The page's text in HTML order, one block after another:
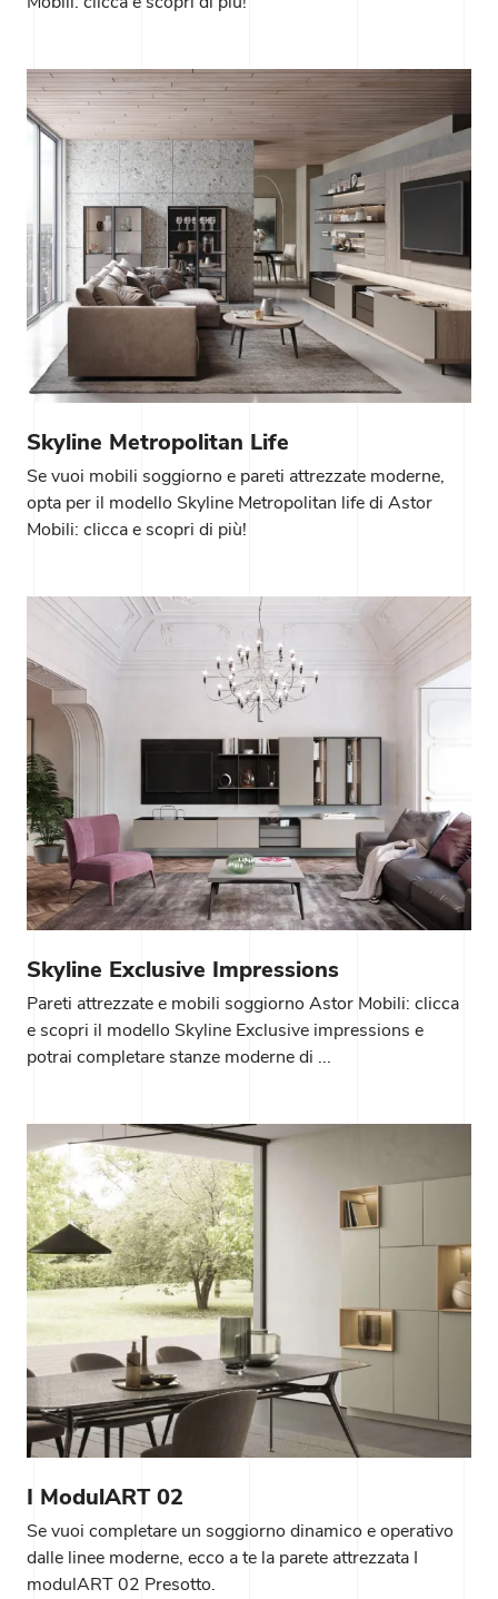
Skyline Metropolitan Life
Se vuoi mobili soggiorno e pareti attrezzate moderne,
opta per il modello Skyline Metropolitan life di Astor
Mobili: clicca e scopri di più!
Skyline Exclusive Impressions
Pareti attrezzate e mobili soggiorno Astor Mobili: clicca
e scopri il modello Skyline Exclusive impressions e
potrai completare stanze moderne di ...
I ModulART 02
Se vuoi completare un soggiorno dinamico e operativo
dalle linee moderne, ecco a te la parete attrezzata I
modulART 02 Presotto.